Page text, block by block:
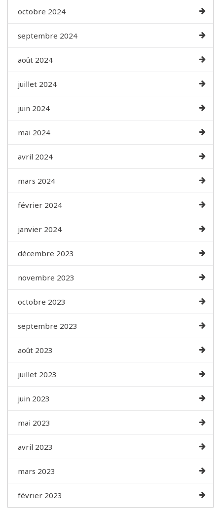
octobre 2024
septembre 2024
août 2024
juillet 2024
juin 2024
mai 2024
avril 2024
mars 2024
février 2024
janvier 2024
décembre 2023
novembre 2023
octobre 2023
septembre 2023
août 2023
juillet 2023
juin 2023
mai 2023
avril 2023
mars 2023
février 2023